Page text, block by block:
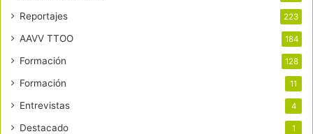
Reportajes 223
AAVV TTOO 184
Formación 128
Formación 11
Entrevistas 4
Destacado 1